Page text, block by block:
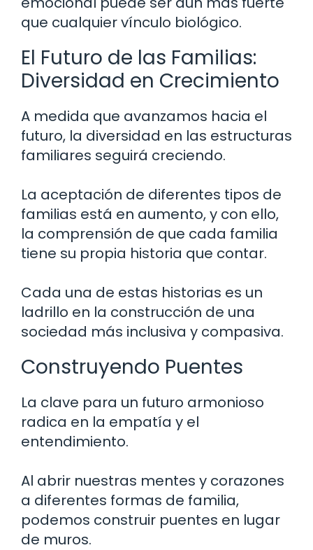
que cualquier vínculo biológico.
El Futuro de las Familias:
Diversidad en Crecimiento
A medida que avanzamos hacia el
futuro, la diversidad en las estructuras
familiares seguirá creciendo.
La aceptación de diferentes tipos de
familias está en aumento, y con ello,
la comprensión de que cada familia
tiene su propia historia que contar.
Cada una de estas historias es un
ladrillo en la construcción de una
sociedad más inclusiva y compasiva.
Construyendo Puentes
La clave para un futuro armonioso
radica en la empatía y el
entendimiento.
Al abrir nuestras mentes y corazones
a diferentes formas de familia,
podemos construir puentes en lugar
de muros.